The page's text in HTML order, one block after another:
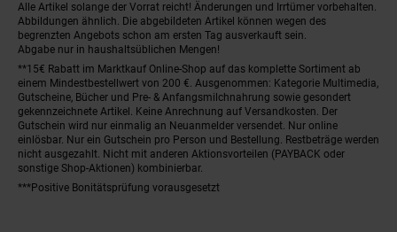
Alle Artikel solange der Vorrat reicht! Änderungen und Irrtümer vorbehalten.
Abbildungen ähnlich. Die abgebildeten Artikel können wegen des
begrenzten Angebots schon am ersten Tag ausverkauft sein.
Abgabe nur in haushaltsüblichen Mengen!
**15€ Rabatt im Marktkauf Online-Shop auf das komplette Sortiment ab
einem Mindestbestellwert von 200 €. Ausgenommen: Kategorie Multimedia,
Gutscheine, Bücher und Pre- & Anfangsmilchnahrung sowie gesondert
gekennzeichnete Artikel. Keine Anrechnung auf Versandkosten. Der
Gutschein wird nur einmalig an Neuanmelder versendet. Nur online
einlösbar. Nur ein Gutschein pro Person und Bestellung. Restbeträge werden
nicht ausgezahlt. Nicht mit anderen Aktionsvorteilen (PAYBACK oder
sonstige Shop-Aktionen) kombinierbar.
***Positive Bonitätsprüfung vorausgesetzt